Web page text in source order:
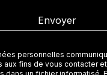
Envoyer
personnelles
aux fins de vous contacter